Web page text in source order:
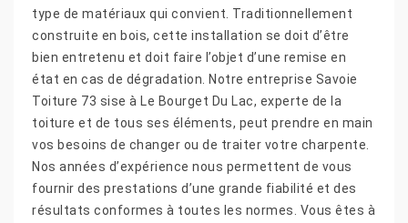
type de matériaux qui convient. Traditionnellement
construite en bois, cette installation se doit d’être
bien entretenu et doit faire l’objet d’une remise en
état en cas de dégradation. Notre entreprise Savoie
Toiture 73 sise à Le Bourget Du Lac, experte de la
toiture et de tous ses éléments, peut prendre en main
vos besoins de changer ou de traiter votre charpente.
Nos années d’expérience nous permettent de vous
fournir des prestations d’une grande fiabilité et des
résultats conformes à toutes les normes. Vous êtes à